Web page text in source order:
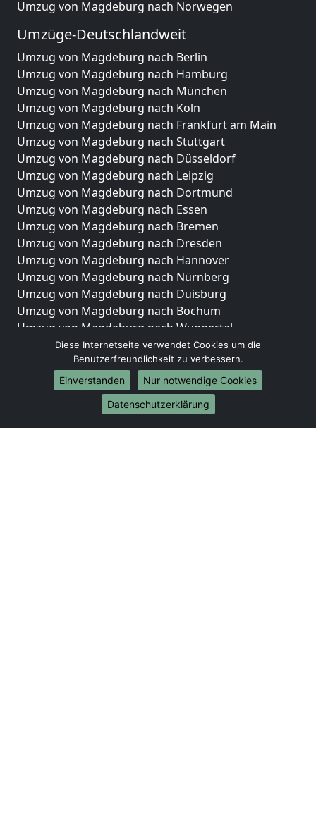
Umzug von Magdeburg nach Norwegen
Umzüge-Deutschlandweit
Umzug von Magdeburg nach Berlin
Umzug von Magdeburg nach Hamburg
Umzug von Magdeburg nach München
Umzug von Magdeburg nach Köln
Umzug von Magdeburg nach Frankfurt am Main
Umzug von Magdeburg nach Stuttgart
Umzug von Magdeburg nach Düsseldorf
Umzug von Magdeburg nach Leipzig
Umzug von Magdeburg nach Dortmund
Umzug von Magdeburg nach Essen
Umzug von Magdeburg nach Bremen
Umzug von Magdeburg nach Dresden
Umzug von Magdeburg nach Hannover
Umzug von Magdeburg nach Nürnberg
Umzug von Magdeburg nach Duisburg
Umzug von Magdeburg nach Bochum
Umzug von Magdeburg nach Wuppertal
Umzug von Magdeburg nach Bielefeld
Umzug von Magdeburg nach Bonn
Umzug von Magdeburg nach Münster
Internationale-Umzüge
Umzug von Magdeburg nach Brasilien
Diese Internetseite verwendet Cookies um die
Benutzerfreundlichkeit zu verbessern.
Einverstanden
Nur notwendige Cookies
Datenschutzerklärung